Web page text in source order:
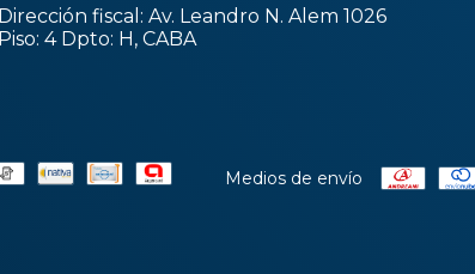
Dirección fiscal: Av. Leandro N. Alem 1026
Piso: 4 Dpto: H, CABA
Medios de envío